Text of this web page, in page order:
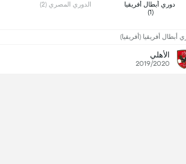
(1)
الدوري المصري (2)
أبطال أفريقيا (أفريقيا)
الأهلي
2019/2020